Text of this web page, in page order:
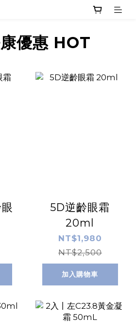
優惠 HOT
5D逆齡眼霜
20ml
NT$1,980
NT$2,500
加入購物車